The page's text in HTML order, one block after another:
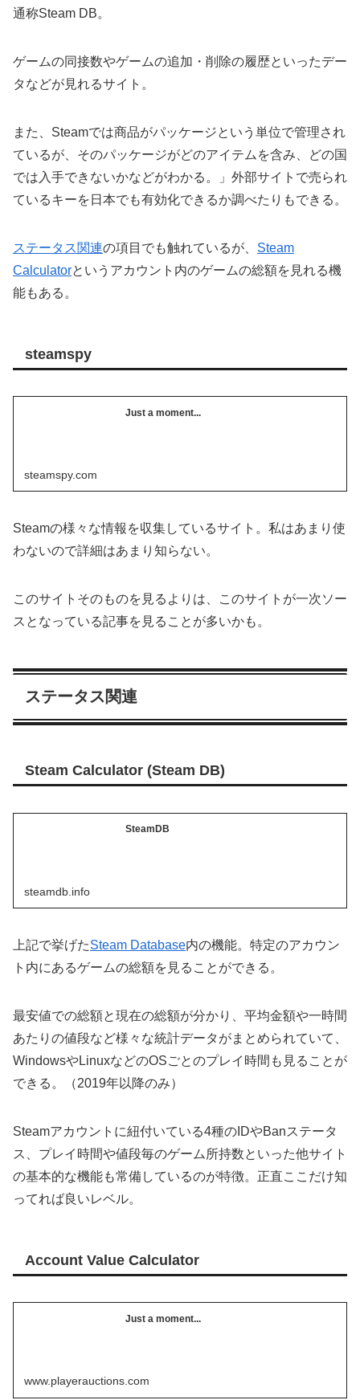
通称Steam DB。
ゲームの同接数やゲームの追加・削除の履歴といったデー
タなどが見れるサイト。
また、Steamでは商品がパッケージという単位で管理され
ているが、そのパッケージがどのアイテムを含み、どの国
では入手できないかなどがわかる。」外部サイトで売られ
ているキーを日本でも有効化できるか調べたりもできる。
ステータス関連の項目でも触れているが、 Steam
Calculatorというアカウント内のゲームの総額を見れる機
能もある。
steamspy
Just a moment...
steamspy.com
Steamの様々な情報を収集しているサイト。私はあまり使
わないので詳細はあまり知らない。
このサイトそのものを見るよりは、このサイトが一次ソー
スとなっている記事を見ることが多いかも。
ステータス関連
Steam Calculator (Steam DB)
SteamDB
steamdb.info
上記で挙げたSteam Database内の機能。特定のアカウン
ト内にあるゲームの総額を見ることができる。
最安値での総額と現在の総額が分かり、平均金額や一時間
あたりの値段など様々な統計データがまとめられていて、
WindowsやLinuxなどのOSごとのプレイ時間も見ることが
できる。（2019年以降のみ）
Steamアカウントに紐付いている4種のIDやBanステータ
ス、プレイ時間や値段毎のゲーム所持数といった他サイト
の基本的な機能も常備しているのが特徴。正直ここだけ知
ってれば良いレベル。
Account Value Calculator
Just a moment...
www.playerauctions.com